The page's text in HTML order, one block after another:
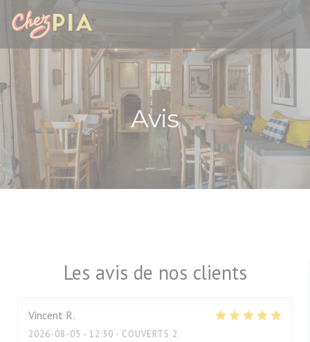
Personnalisation de vos choix en matière de cookies
Avis
Les avis de nos clients
Vincent R
2026-08-05 - 12:30 - COUVERTS 2